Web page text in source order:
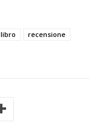
libro
recensione